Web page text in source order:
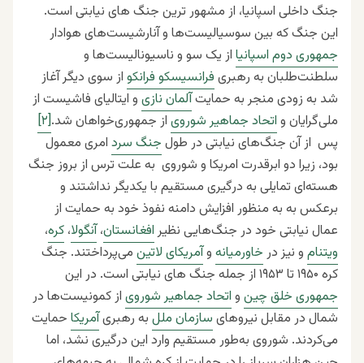
جنگ داخلی اسپانیا، از مشهور ترین جنگ های نیابتی است.
این جنگ که بین سوسیالیست‌ها و آنارشیست‌های هوادار
جمهوری دوم اسپانیا از یک سو و ناسیونالیست‌ها و
سلطنت‌طلبان به رهبری فرانسیسکو فرانکو از سوی دیگر آغاز
شد به زودی منجر به حمایتآلمان نازی و ایتالیای فاشیست از
ملی‌گرایان و اتحاد جماهیر شوروی از جمهوری‌خواهان شد.[۲]
پس از آن جنگ‌های نیابتی در طول جنگ سرد امری معمول
بود، زیرا دو ابرقدرت امریکا و شوروی به علت ترس از بروز جنگ
هسته‌ای تمایلی به درگیری مستقیم با یکدیگر نداشتند و
برعکس به به منظور افزایش دامنه نفوذ خود به حمایت از
عمال نیابتی خود در جنگ‌هایی نظیر افغانستان،آنگولا، کره،
ویتنام و نیز در خاورمیانه وآمریکای لاتین می‌پرداختند. جنگ
کره ۱۹۵۰ تا ۱۹۵۳ از جمله جنگ های نیابتی است. در این
جمهوری خلق چین و اتحاد جماهیر شوروی از کمونیست‌ها در
شمال در مقابل نیروهای سازمان ملل به رهبریآمریکا حمایت
می‌کردند. شوروی به‌طور مستقیم وارد این درگیری نشد، اما